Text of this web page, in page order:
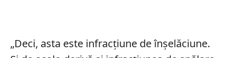
„Deci, asta este infracțiune de înșelăciune.